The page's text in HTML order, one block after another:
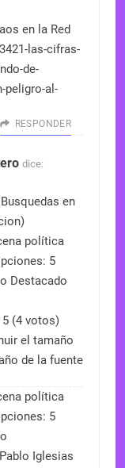
en la Red
las-cifras-
de-
peligro-al-
RESPONDER
dice:
en
política
5
Destacado
(4 votos)
el tamaño
de la fuente
política
5
Iglesias